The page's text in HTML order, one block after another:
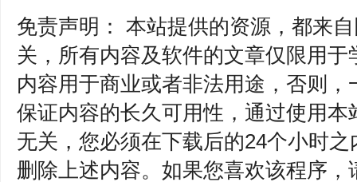
免责声明： 本站提供的资源，都来
关，所有内容及软件的文章仅限用
内容用于商业或者非法用途，否则
保证内容的长久可用性，通过使用
无关，您必须在下载后的24个小时
删除上述内容。如果您喜欢该程序